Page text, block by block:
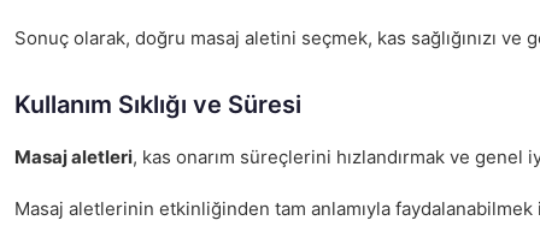
Sonuç olarak, doğru masaj aletini seçmek, kas sağlığınızı
Kullanım Sıklığı ve Süresi
Masaj aletleri, kas onarım süreçlerini hızlandırmak ve
Masaj aletlerinin etkinliğinden tam anlamıyla